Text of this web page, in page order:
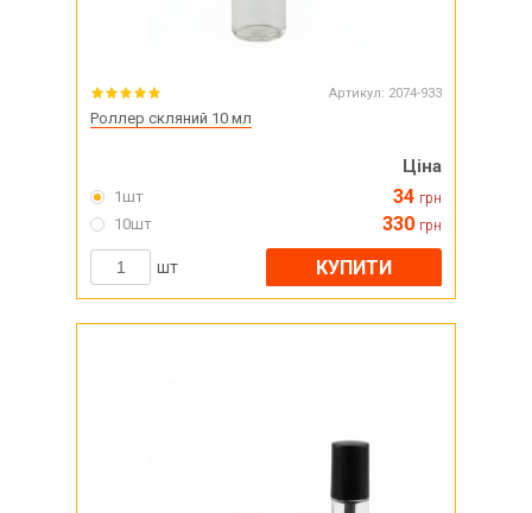
Артикул: 2074-933
Роллер скляний 10 мл
Ціна
1шт 34 грн
10шт 330 грн
шт КУПИТИ